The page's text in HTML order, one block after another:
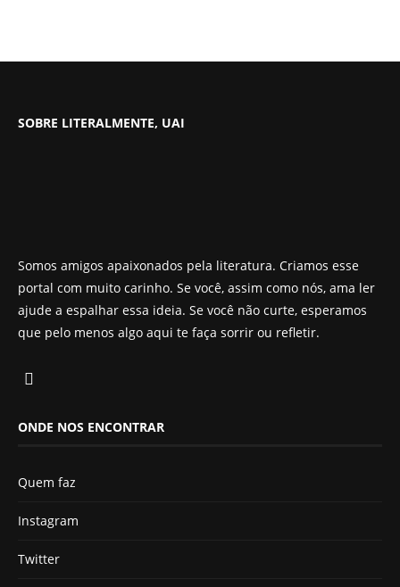
SOBRE LITERALMENTE, UAI
Somos amigos apaixonados pela literatura. Criamos esse
portal com muito carinho. Se você, assim como nós, ama ler
ajude a espalhar essa ideia. Se você não curte, esperamos
que pelo menos algo aqui te faça sorrir ou refletir.
ONDE NOS ENCONTRAR
Quem faz
Instagram
Twitter